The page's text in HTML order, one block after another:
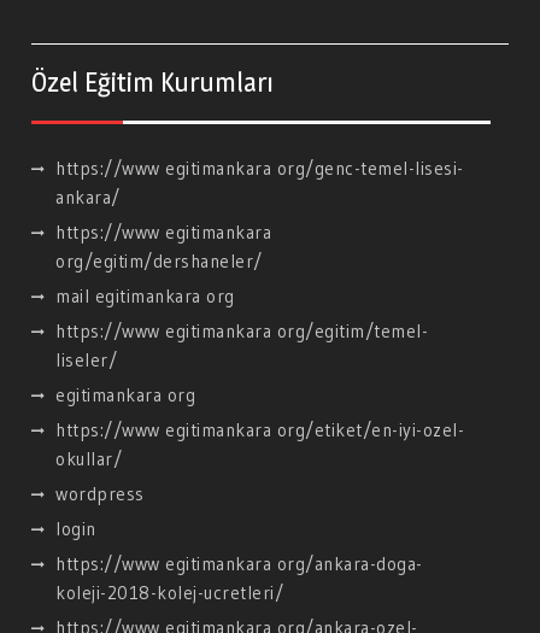
Özel Eğitim Kurumları
https://www egitimankara org/genc-temel-lisesi-
ankara/
https://www egitimankara
org/egitim/dershaneler/
mail egitimankara org
https://www egitimankara org/egitim/temel-
liseler/
egitimankara org
https://www egitimankara org/etiket/en-iyi-ozel-
okullar/
wordpress
login
https://www egitimankara org/ankara-doga-
koleji-2018-kolej-ucretleri/
https://www egitimankara org/ankara-ozel-